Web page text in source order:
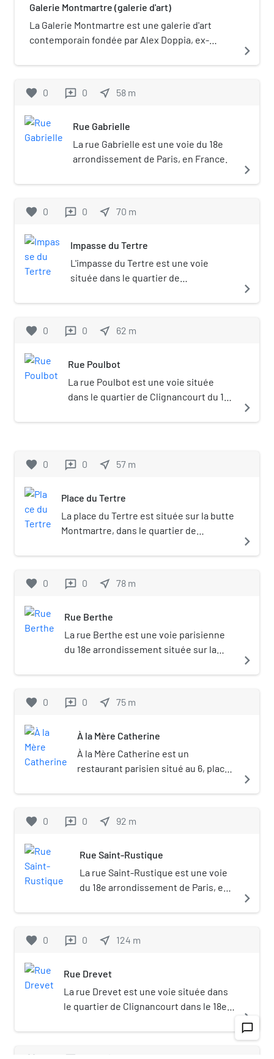
Montmartre.
Galerie Montmartre (galerie d'art)
La Galerie Montmartre est une galerie d'art
contemporain fondée par Alex Doppia, ex-
navigate_next
favorite 0 reviews 0 near_me 58 m
Rue Gabrielle
La rue Gabrielle est une voie du 18e
arrondissement de Paris, en France.
navigate_next
favorite 0 reviews 0 near_me 70 m
Impasse du Tertre
L'impasse du Tertre est une voie
située dans le quartier de
de Paris.
navigate_next
favorite 0 reviews 0 near_me 62 m
Rue Poulbot
La rue Poulbot est une voie située
dans le quartier de Clignancourt du 18e
navigate_next
favorite 0 reviews 0 near_me 57 m
Place du Tertre
La place du Tertre est située sur la butte
Montmartre, dans le quartier de
Paris, en France, à 130 m d'altitude. Place
Montmartre et célèbre dans le monde
terrasses, de nombreux artistes y
dressent leurs chevalets chaque jour
pour les touristes. Elle est un des lieux
navigate_next
favorite 0 reviews 0 near_me 78 m
Rue Berthe
La rue Berthe est une voie parisienne
du 18e arrondissement située sur la
Clignancourt.
navigate_next
favorite 0 reviews 0 near_me 75 m
À la Mère Catherine
À la Mère Catherine est un
restaurant parisien situé au 6, place
arrondissement. Fondé en 1793, c'est
la place.
navigate_next
favorite 0 reviews 0 near_me 92 m
Rue Saint-Rustique
La rue Saint-Rustique est une voie
du 18e arrondissement de Paris, en
navigate_next
favorite 0 reviews 0 near_me 124 m
Rue Drevet
La rue Drevet est une voie située dans
le quartier de Clignancourt dans le 18e
navigate_next
chat_bubble_outline